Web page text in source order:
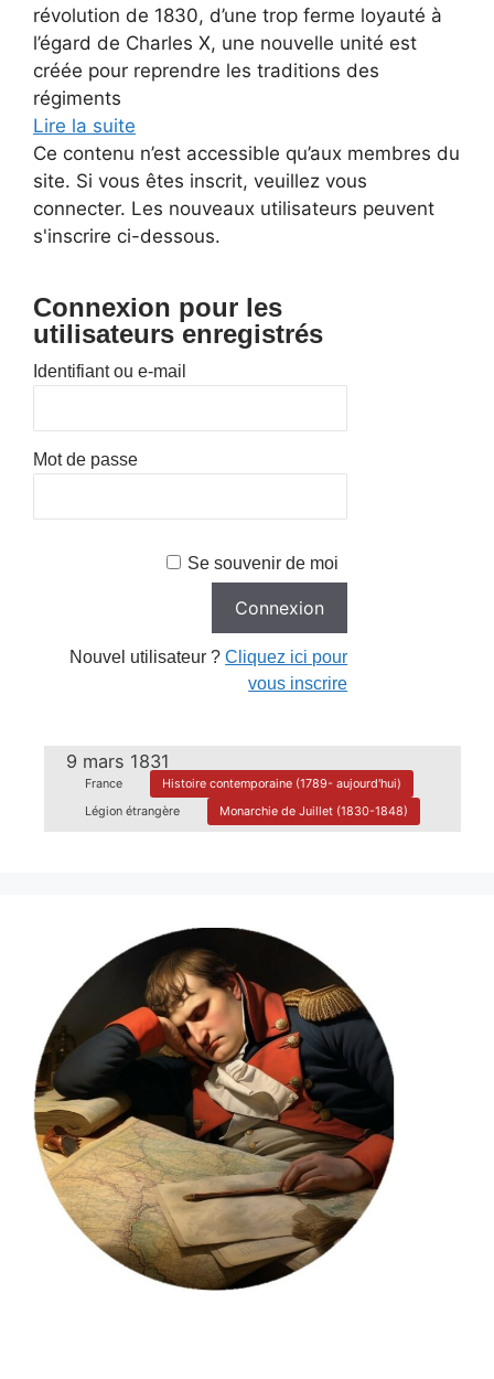
révolution de 1830, d’une trop ferme loyauté à
l’égard de Charles X, une nouvelle unité est
créée pour reprendre les traditions des
régiments
Lire la suite
Ce contenu n’est accessible qu’aux membres du
site. Si vous êtes inscrit, veuillez vous
connecter. Les nouveaux utilisateurs peuvent
s'inscrire ci-dessous.
Connexion pour les
utilisateurs enregistrés
Identifiant ou e-mail
Mot de passe
Se souvenir de moi
Nouvel utilisateur ?Cliquez ici pour
vous inscrire
9 mars 1831
France
Histoire contemporaine (1789- aujourd'hui)
Légion étrangère
Monarchie de Juillet (1830-1848)